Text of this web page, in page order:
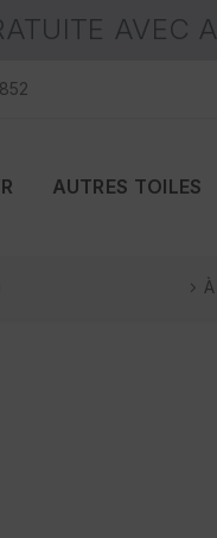
AVEC
AUTRES TOILES